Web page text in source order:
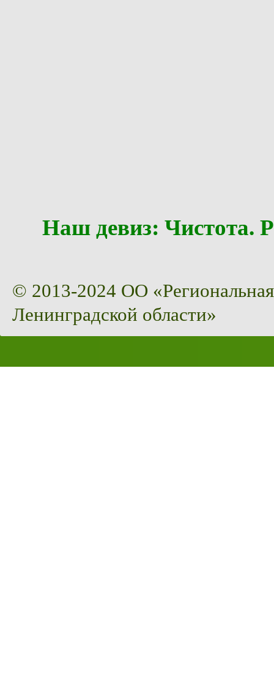
Наш девиз:
© 2013-2024 ОО
Ленинградской области»